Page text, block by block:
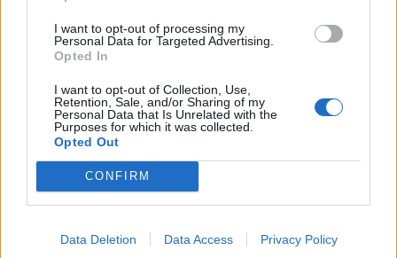
I want to opt-out of processing my
Personal Data for Targeted Advertising.
Opted In
I want to opt-out of Collection, Use,
Retention, Sale, and/or Sharing of my
Personal Data that Is Unrelated with the
Purposes for which it was collected.
Opted Out
CONFIRM
Data Deletion Data Access Privacy Policy
Sedlčansko
legendu
Sedlčansko
Obděnice oslaví 50 let legendárního filmu
Na samotě u lesa. Dorazí i Zdeněk Svěrák
a další tvůrci
Den řemesel oživí Skanzen Vysoký
Chlumec. Návštěvníci uvidí tradiční